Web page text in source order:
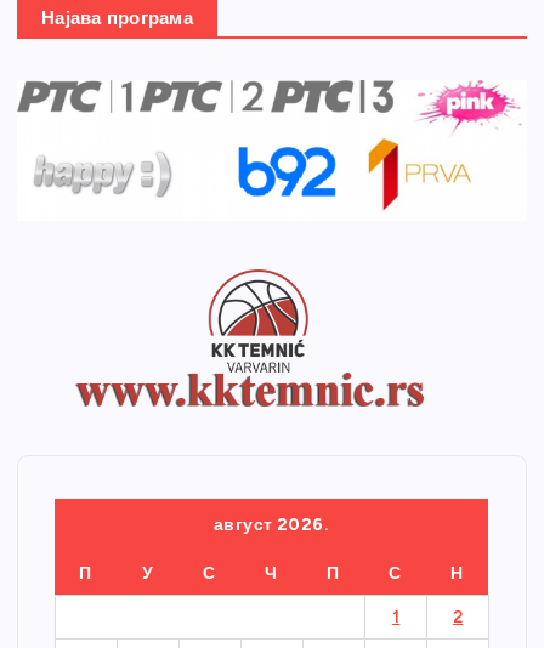
Најава програма
август 2026.
П У С Ч П С Н
1 2